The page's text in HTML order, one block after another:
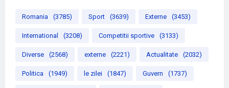
Romania (3785) Sport (3639) Externe (3453)
International (3208) Competitii sportive (3133)
Diverse (2568) externe (2221) Actualitate (2032)
Politica (1949) le zilei (1847) Guvern (1737)